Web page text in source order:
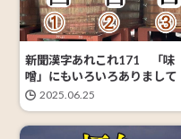
新聞漢字あれこれ171 「味
噌」にもいろいろありまして
2025.06.25